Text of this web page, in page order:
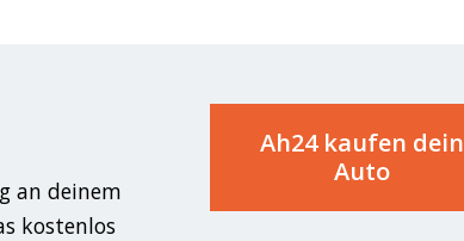
an deinem
kostenlos
Ah24 kaufen dein
Auto